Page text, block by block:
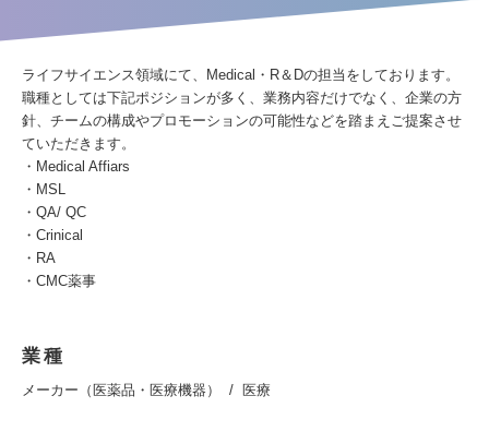
ライフサイエンス領域にて、Medical・R＆Dの担当をしております。
職種としては下記ポジションが多く、業務内容だけでなく、企業の方
針、チームの構成やプロモーションの可能性などを踏まえご提案させ
ていただきます。
・Medical Affiars
・MSL
・QA/ QC
・Crinical
・RA
・CMC薬事
業種
メーカー（医薬品・医療機器） 医療